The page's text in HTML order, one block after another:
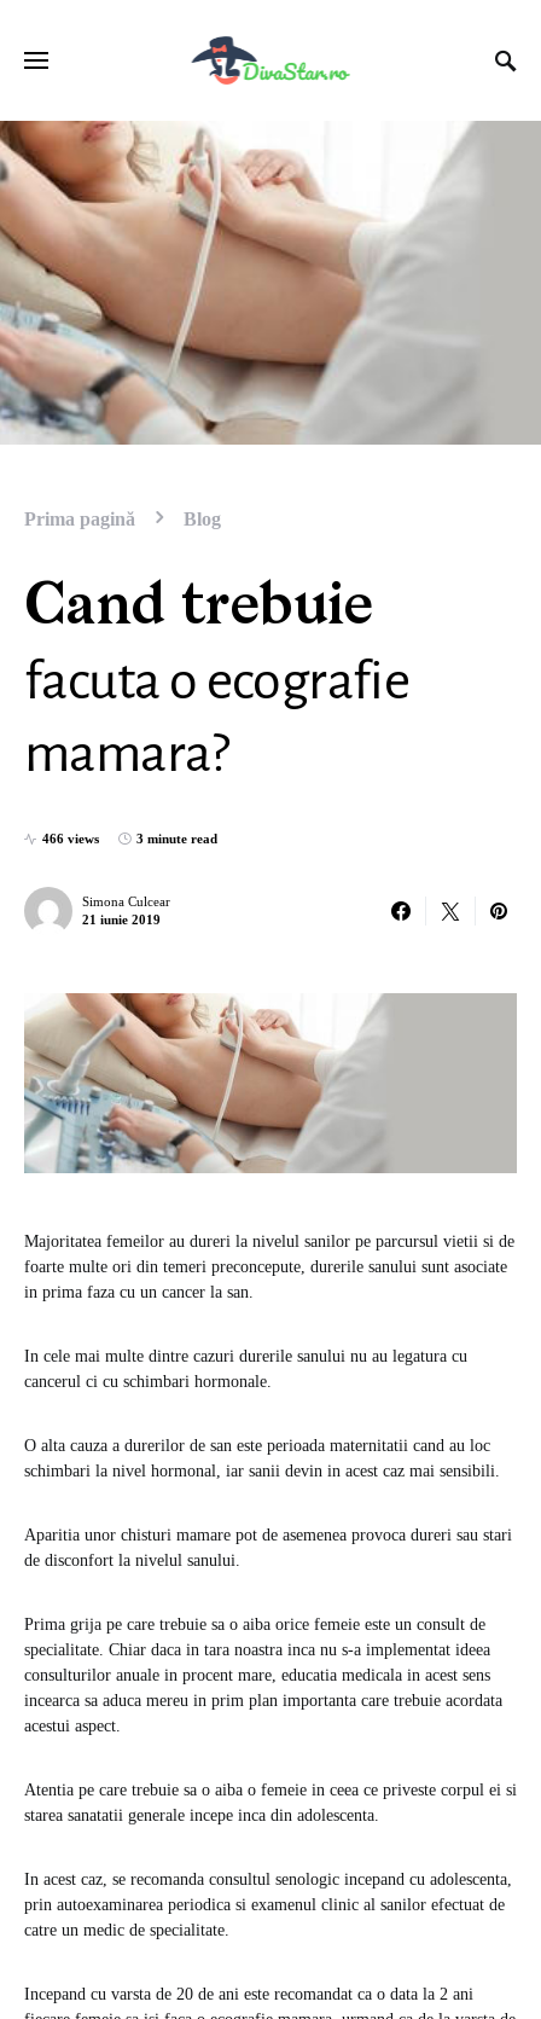
Prima pagină Blog
Cand trebuie
facuta o ecografie
mamara?
466 views 3 minute read
Simona Culcear
21 iunie 2019
Majoritatea femeilor au dureri la nivelul sanilor pe parcursul vietii si de
foarte multe ori din temeri preconcepute, durerile sanului sunt asociate
in prima faza cu un cancer la san.
In cele mai multe dintre cazuri durerile sanului nu au legatura cu
cancerul ci cu schimbari hormonale.
O alta cauza a durerilor de san este perioada maternitatii cand au loc
schimbari la nivel hormonal, iar sanii devin in acest caz mai sensibili.
Aparitia unor chisturi mamare pot de asemenea provoca dureri sau stari
de disconfort la nivelul sanului.
Prima grija pe care trebuie sa o aiba orice femeie este un consult de
specialitate. Chiar daca in tara noastra inca nu s-a implementat ideea
consulturilor anuale in procent mare, educatia medicala in acest sens
incearca sa aduca mereu in prim plan importanta care trebuie acordata
acestui aspect.
Atentia pe care trebuie sa o aiba o femeie in ceea ce priveste corpul ei si
starea sanatatii generale incepe inca din adolescenta.
In acest caz, se recomanda consultul senologic incepand cu adolescenta,
prin autoexaminarea periodica si examenul clinic al sanilor efectuat de
catre un medic de specialitate.
Incepand cu varsta de 20 de ani este recomandat ca o data la 2 ani